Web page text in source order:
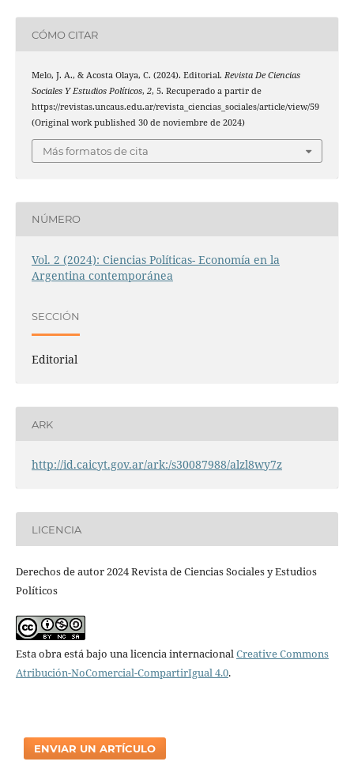
CÓMO CITAR
Melo, J. A., & Acosta Olaya, C. (2024). Editorial. Revista De Ciencias
Sociales Y Estudios Políticos, 2, 5. Recuperado a partir de
https://revistas.uncaus.edu.ar/revista_ciencias_sociales/article/view/59
(Original work published 30 de noviembre de 2024)
Más formatos de cita
NÚMERO
Vol. 2 (2024): Ciencias Políticas- Economía en la
Argentina contemporánea
SECCIÓN
Editorial
ARK
http://id.caicyt.gov.ar/ark:/s30087988/alzl8wy7z
LICENCIA
Derechos de autor 2024 Revista de Ciencias Sociales y Estudios
Políticos
Esta obra está bajo una licencia internacionalCreative Commons
Atribución-NoComercial-CompartirIgual 4.0.
ENVIAR UN ARTÍCULO